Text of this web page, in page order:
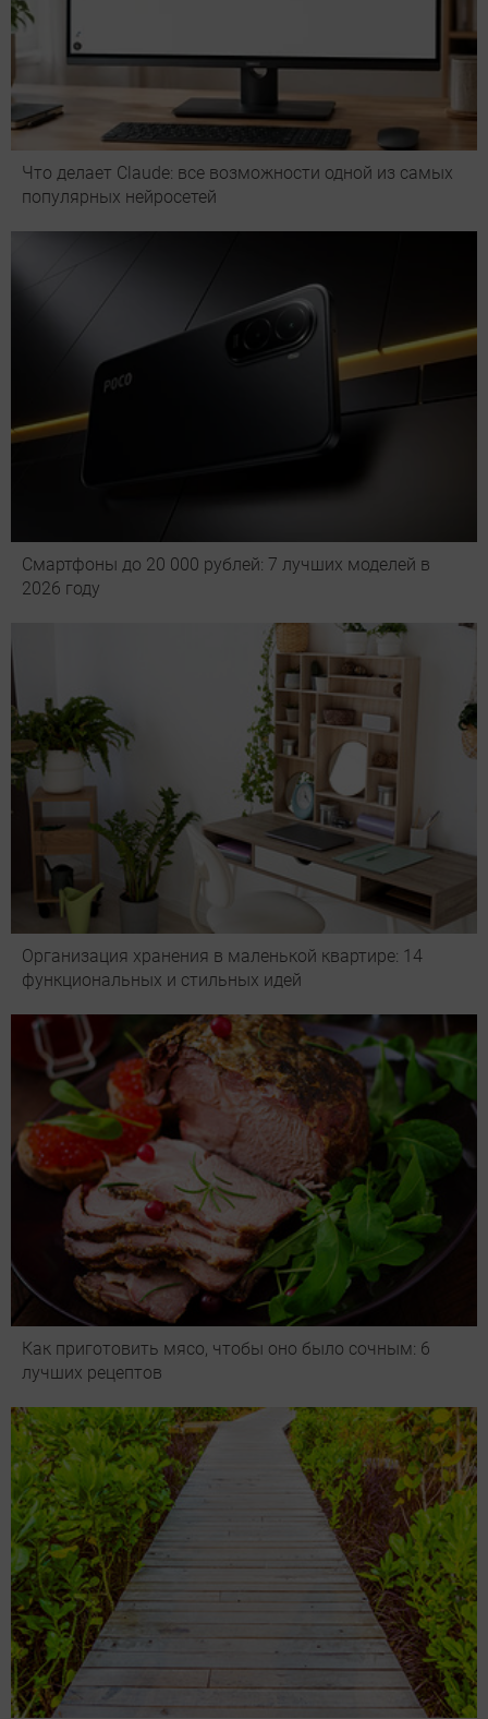
Что делает Сlaude: все возможности одной из самых
популярных нейросетей
Смартфоны до 20 000 рублей: 7 лучших моделей в
2026 году
Организация хранения в маленькой квартире: 14
функциональных и стильных идей
Как приготовить мясо, чтобы оно было сочным: 6
лучших рецептов